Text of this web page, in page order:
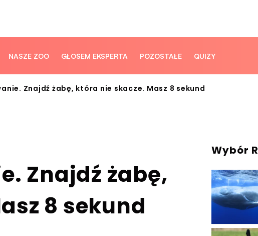
NASZE ZOO GŁOSEM EKSPERTA POZOSTAŁE QUIZY
Znajdź żabę, która nie skacze. Masz 8 sekund
Znajdź żabę,
8 sekund
Wybór